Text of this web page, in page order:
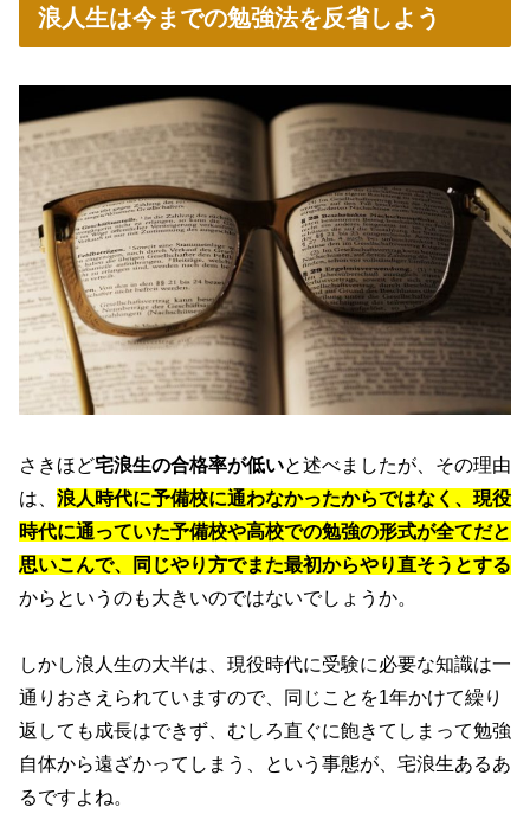
浪人生は今までの勉強法を反省しよう
さきほど宅浪生の合格率が低いと述べましたが、その理由
は、 浪人時代に予備校に通わなかったからではなく、現役
時代に通っていた予備校や高校での勉強の形式が全てだと
思いこんで、同じやり方でまた最初からやり直そうとする
からというのも大きいのではないでしょうか。
しかし浪人生の大半は、現役時代に受験に必要な知識は一
通りおさえられていますので、同じことを1年かけて繰り
返しても成長はできず、むしろ直ぐに飽きてしまって勉強
自体から遠ざかってしまう、という事態が、宅浪生あるあ
るですよね。